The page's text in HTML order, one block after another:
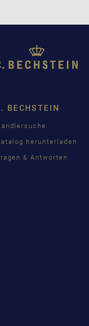
BECHSTEIN
herunterladen
& Antworten